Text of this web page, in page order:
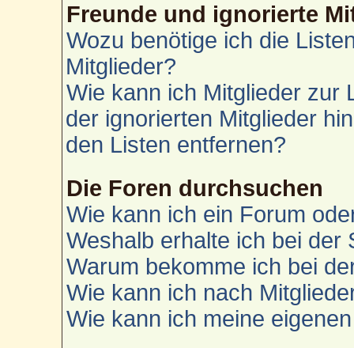
Freunde und ignorierte
Wozu benötige ich die
Mitglieder?
Wie kann ich Mitglieder zur
der ignorierten Mitglieder
den Listen entfernen?
Die Foren durchsuchen
Wie kann ich ein Forum
Weshalb erhalte ich bei der
Warum bekomme ich bei
Wie kann ich nach
Wie kann ich meine